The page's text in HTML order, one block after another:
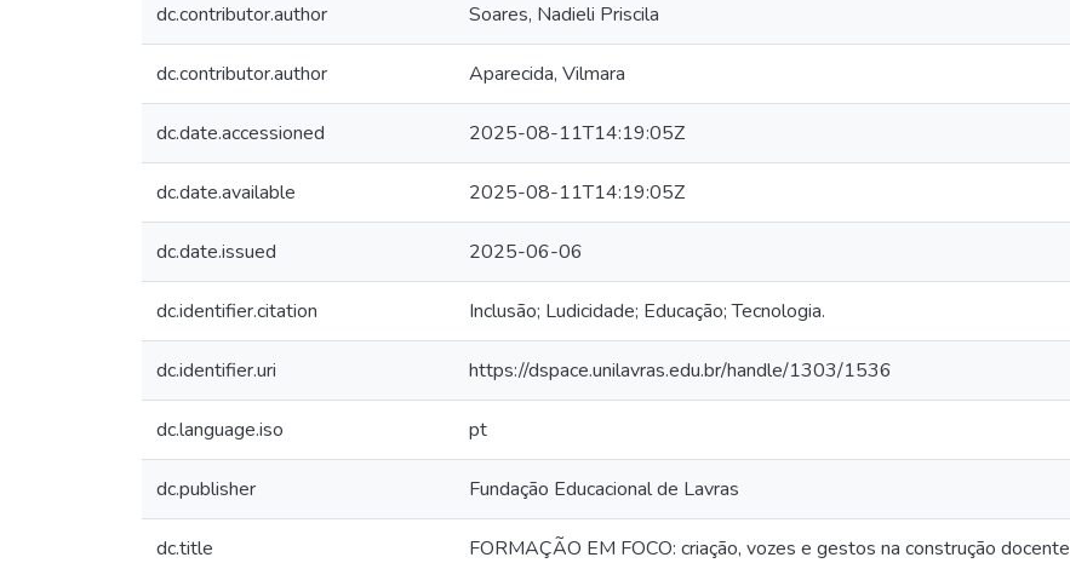
dc.contributor.author Soares, Nadieli Priscila
dc.contributor.author Aparecida, Vilmara
dc.date.accessioned 2025-08-11T14:19:05Z
dc.date.available 2025-08-11T14:19:05Z
dc.date.issued 2025-06-06
dc.identifier.citation Inclusão; Ludicidade; Educação; Tecnologia.
dc.identifier.uri https://dspace.unilavras.edu.br/handle/1303/1536
dc.language.iso pt
dc.publisher Fundação Educacional de Lavras
dc.title FORMAÇÃO EM FOCO: criação, vozes e gestos na construção docente